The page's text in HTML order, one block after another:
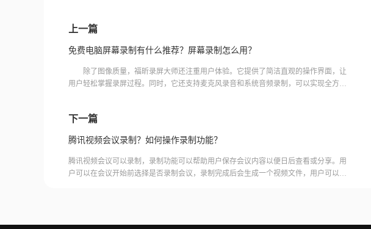
上一篇
免费电脑屏幕录制有什么推荐？屏幕录制怎么用？
除了图像质量，福昕录屏大师还注重用户体验。它提供了简洁直观的操作界面，让
用户轻松掌握录屏过程。同时，它还支持麦克风录音和系统音频录制，可以实现全方位
下一篇
腾讯视频会议录制？如何操作录制功能？
腾讯视频会议可以录制，录制功能可以帮助用户保存会议内容以便日后查看或分享。用
户可以在会议开始前选择是否录制会议，录制完成后会生成一个视频文件，用户可以在